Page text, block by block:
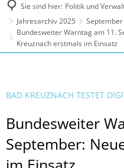
Sie sind hier: Politik und
Jahresarchiv 2025
Bundesweiter Warntag am 11.
Kreuznach erstmals im Einsatz
BAD KREUZNACH TESTET
Bundesweiter
September: